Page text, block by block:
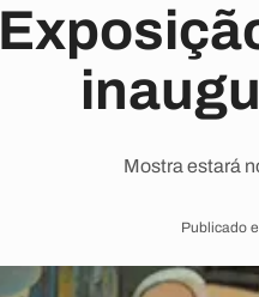
Mostra estará
Publicado